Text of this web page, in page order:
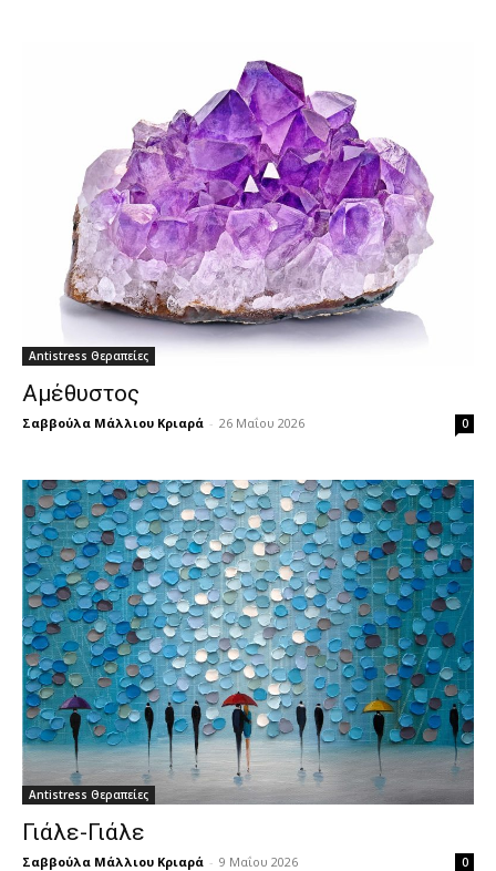
Antistress Θεραπείες
Αμέθυστος
Σαββούλα Μάλλιου Κριαρά - 26 Μαΐου 2026 0
Antistress Θεραπείες
Γιάλε-Γιάλε
Σαββούλα Μάλλιου Κριαρά - 9 Μαΐου 2026 0